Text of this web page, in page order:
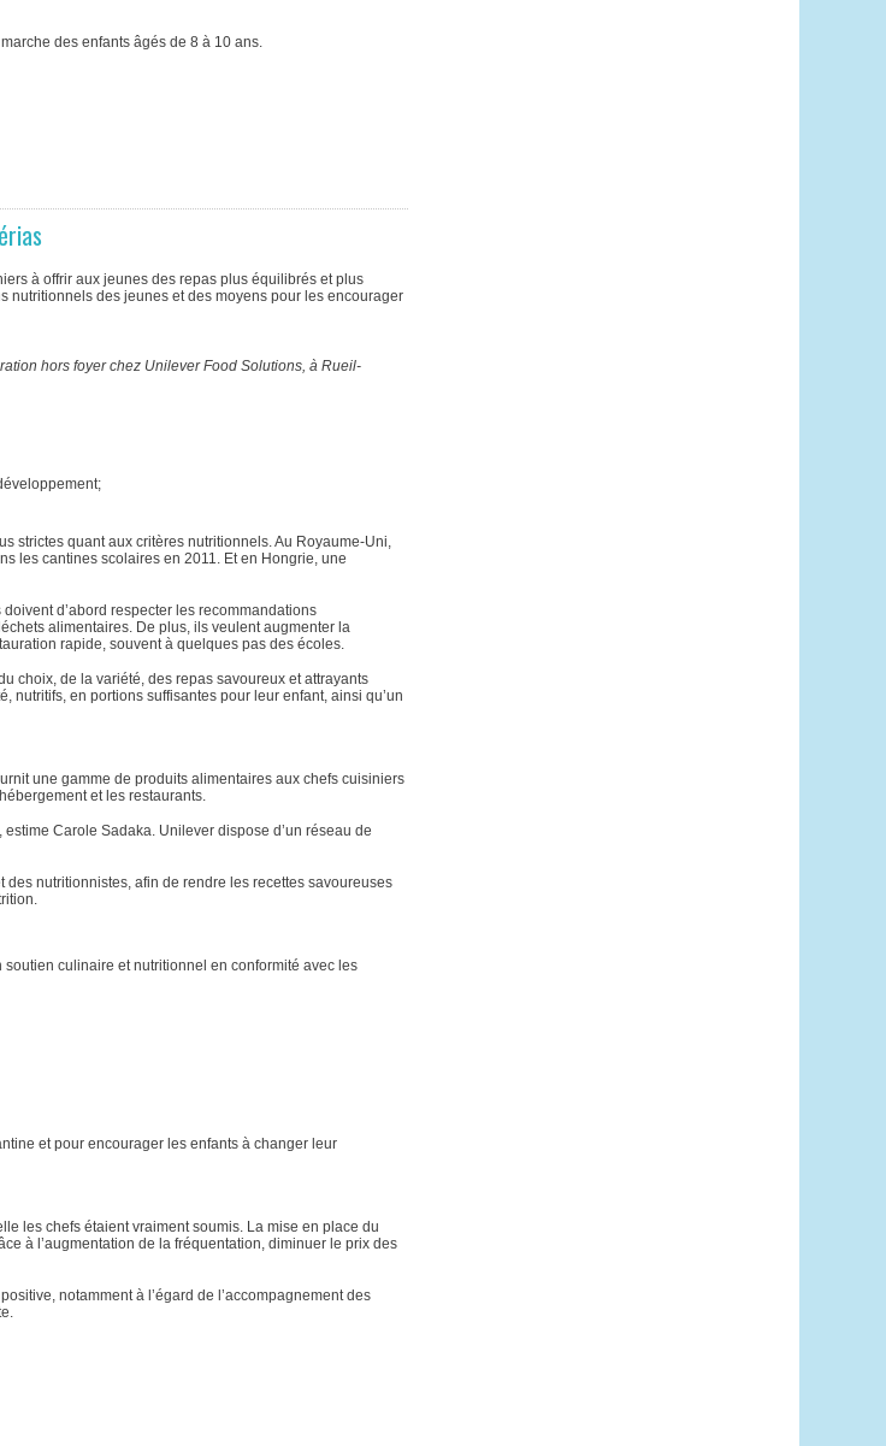
des enfants âgés de 8 à 10 ans.
à offrir aux jeunes des repas plus équilibrés et plus
nutritionnels des jeunes et des moyens pour les encourager
hors foyer chez Unilever Food Solutions, à Rueil-
strictes quant aux critères nutritionnels. Au Royaume-Uni,
les cantines scolaires en 2011. Et en Hongrie, une
d’abord respecter les recommandations
alimentaires. De plus, ils veulent augmenter la
rapide, souvent à quelques pas des écoles.
choix, de la variété, des repas savoureux et attrayants
en portions suffisantes pour leur enfant, ainsi qu’un
une gamme de produits alimentaires aux chefs cuisiniers
et les restaurants.
Carole Sadaka. Unilever dispose d’un réseau de
nutritionnistes, afin de rendre les recettes savoureuses
culinaire et nutritionnel en conformité avec les
et pour encourager les enfants à changer leur
les chefs étaient vraiment soumis. La mise en place du
à l’augmentation de la fréquentation, diminuer le prix des
notamment à l’égard de l’accompagnement des